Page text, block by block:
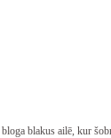
blakus ailē, kur